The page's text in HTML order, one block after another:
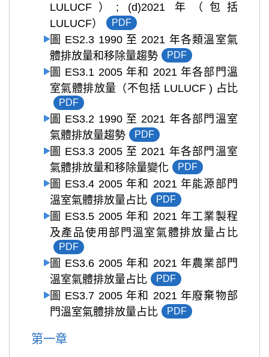
LULUCF）; (d)2021 年（包括
LULUCF）
PDF
圖 ES2.3 1990 至 2021 年各類溫室氣
體排放量和移除量趨勢
PDF
圖 ES3.1 2005 年和 2021 年各部門溫
室氣體排放量（不包括 LULUCF ) 占比
PDF
圖 ES3.2 1990 至 2021 年各部門溫室
氣體排放量趨勢
PDF
圖 ES3.3 2005 至 2021 年各部門溫室
氣體排放量和移除量變化
PDF
圖 ES3.4 2005 年和 2021 年能源部門
溫室氣體排放量占比
PDF
圖 ES3.5 2005 年和 2021 年工業製程
及產品使用部門溫室氣體排放量占比
PDF
圖 ES3.6 2005 年和 2021 年農業部門
溫室氣體排放量占比
PDF
圖 ES3.7 2005 年和 2021 年廢棄物部
門溫室氣體排放量占比
PDF
第一章